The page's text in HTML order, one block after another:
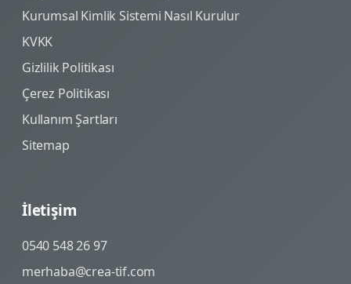
Kurumsal Kimlik Sistemi Nasıl Kurulur
KVKK
Gizlilik Politikası
Çerez Politikası
Kullanım Şartları
Sitemap
İletişim
0540 548 26 97
merhaba@crea-tif.com